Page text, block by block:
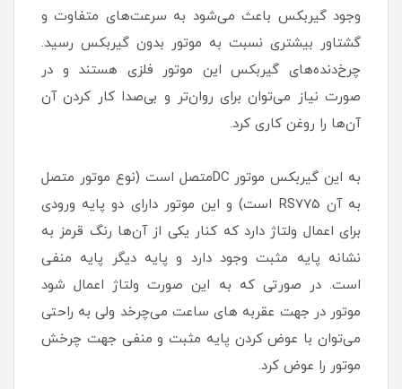
وجود گیربکس باعث می‌شود به سرعت‌های متفاوت و
گشتاور بیشتری نسبت به موتور بدون گیربکس رسید.
چرخ‌دنده‌های گیربکس‌ این موتور فلزی هستند و در
صورت نیاز می‌توان برای روان‌تر و بی‌صدا کار کردن آن
آن‌ها را روغن کاری کرد.
به این گیربکس موتور DCمتصل است (نوع موتور متصل
به آن RS775 است) و این موتور دارای دو پایه ورودی
برای اعمال ولتاژ دارد که کنار یکی از آن‌ها رنگ قرمز به
نشانه پایه مثبت وجود دارد و پایه دیگر پایه منفی
است. در صورتی که به این صورت ولتاژ اعمال شود
موتور در جهت عقربه های ساعت می‌چرخد ولی به راحتی
می‌توان با عوض کردن پایه مثبت و منفی جهت چرخش
موتور را عوض کرد.